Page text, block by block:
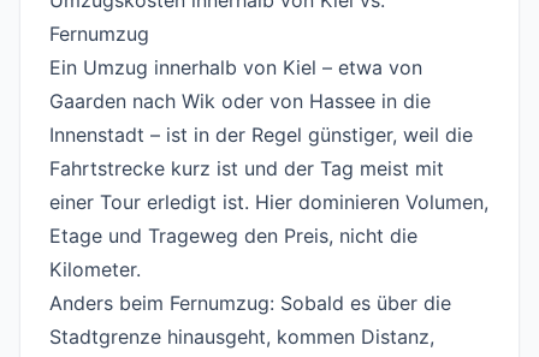
Fernumzug
Ein Umzug innerhalb von Kiel – etwa von
Gaarden nach Wik oder von Hassee in die
Innenstadt – ist in der Regel günstiger, weil die
Fahrtstrecke kurz ist und der Tag meist mit
einer Tour erledigt ist. Hier dominieren Volumen,
Etage und Trageweg den Preis, nicht die
Kilometer.
Anders beim Fernumzug: Sobald es über die
Stadtgrenze hinausgeht, kommen Distanz,